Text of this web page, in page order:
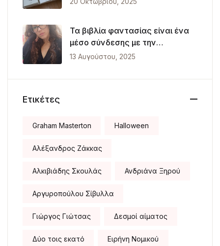
Τα βιβλία φαντασίας είναι ένα
μέσο σύνδεσης με την
πραγματικότητα
13 Αυγούστου, 2025
Ετικέτες
Graham Masterton Halloween
Αλέξανδρος Ζάκκας
Αλκιβιάδης Σκουλάς Ανδριάνα Ξηρού
Αργυροπούλου Σίβυλλα
Γιώργος Γιώτσας Δεσμοί αίματος
Δύο τοις εκατό Ειρήνη Νομικού